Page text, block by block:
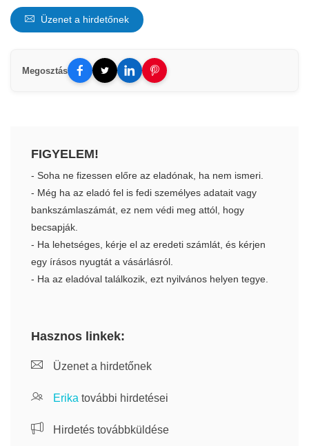
Üzenet a hirdetőnek
Megosztás
FIGYELEM!
- Soha ne fizessen előre az eladónak, ha nem ismeri.
- Még ha az eladó fel is fedi személyes adatait vagy
bankszámlaszámát, ez nem védi meg attól, hogy
becsapják.
- Ha lehetséges, kérje el az eredeti számlát, és kérjen
egy írásos nyugtát a vásárlásról.
- Ha az eladóval találkozik, ezt nyilvános helyen tegye.
Hasznos linkek:
Üzenet a hirdetőnek
Erika további hirdetései
Hirdetés továbbküldése